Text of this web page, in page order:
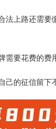
上路还需要
要花费的费
的征信留下